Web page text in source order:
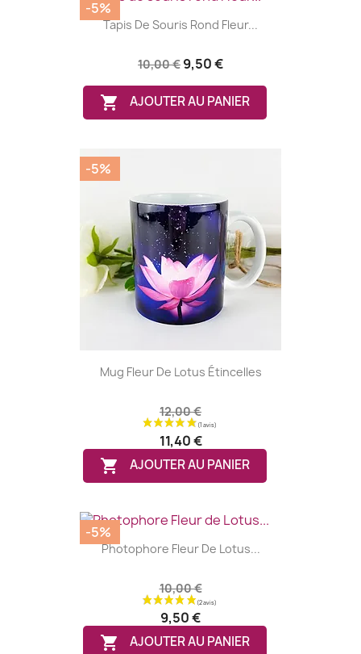
Tapis De Souris Rond Fleur...
10,00 € 9,50 €
 AJOUTER AU PANIER
-5%
Mug Fleur De Lotus Étincelles
12,00 €
11,40 €
 AJOUTER AU PANIER
-5%
Photophore Fleur De Lotus...
10,00 €
9,50 €
 AJOUTER AU PANIER
-5%